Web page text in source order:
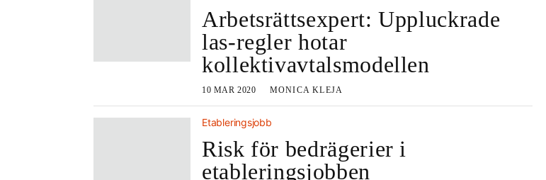
Arbetsrättsexpert: Uppluckrade
las-regler hotar
kollektivavtalsmodellen
10 MAR 2020 MONICA KLEJA
Etableringsjobb
Risk för bedrägerier i
etableringsjobben